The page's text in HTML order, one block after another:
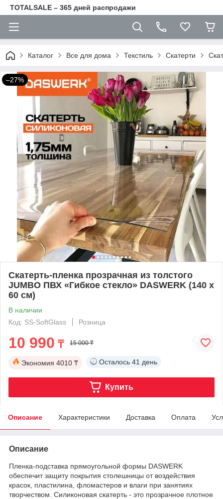
TOTALSALE – 365 дней распродажи
Каталог Все для дома Текстиль Скатерти
–27%
Скатерть-пленка прозрачная из толстого
JUMBO ПВХ «Гибкое стекло» DASWERK (140 х
60 см)
В наличии
Код: SS-SoftGlass
Розница
10 990 ₸ 15 000 ₸
Экономия 4010 ₸ Осталось 41 день
Купить
Описание Характеристики Доставка Оплата
Описание
Пленка-подставка прямоугольной формы DASWERK
обеспечит защиту покрытия столешницы от воздействия
красок, пластилина, фломастеров и влаги при занятиях
творчеством. Силиконовая скатерть - это прозрачное плотное